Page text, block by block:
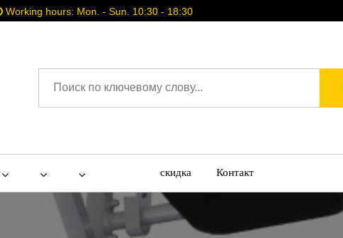
Working hours: Mon. - Sun. 10:30 - 18:30
скидка Контакт